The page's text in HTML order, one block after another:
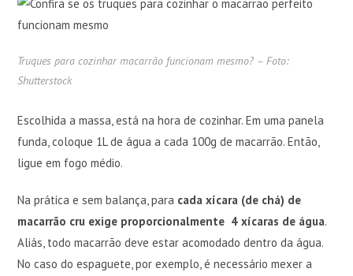
Truques para cozinhar macarrão funcionam mesmo? – Foto:
Shutterstock
Escolhida a massa, está na hora de cozinhar. Em uma panela
funda, coloque 1L de água a cada 100g de macarrão. Então,
ligue em fogo médio.
Na prática e sem balança, para cada xícara (de chá) de
macarrão cru exige proporcionalmente 4 xícaras de água.
Aliás, todo macarrão deve estar acomodado dentro da água.
No caso do espaguete, por exemplo, é necessário mexer a